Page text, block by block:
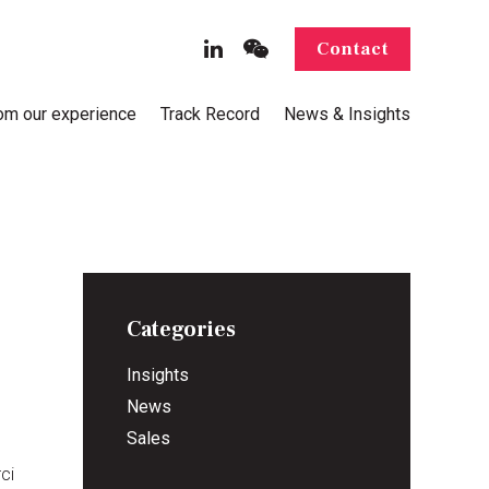
Contact
our experience Track Record News & Insights
Categories
Insights
News
Sales